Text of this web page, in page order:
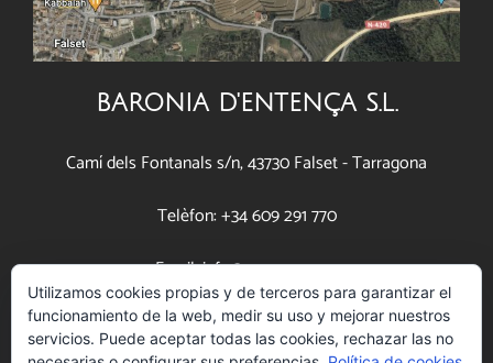
BARONIA D'ENTENÇA S.L.
Camí dels Fontanals s/n, 43730 Falset - Tarragona
Telèfon: +34 609 291 770
Email: info@pascona.com
www.pascona.com
Utilizamos cookies propias y de terceros para garantizar el
funcionamiento de la web, medir su uso y mejorar nuestros
servicios. Puede aceptar todas las cookies, rechazar las no